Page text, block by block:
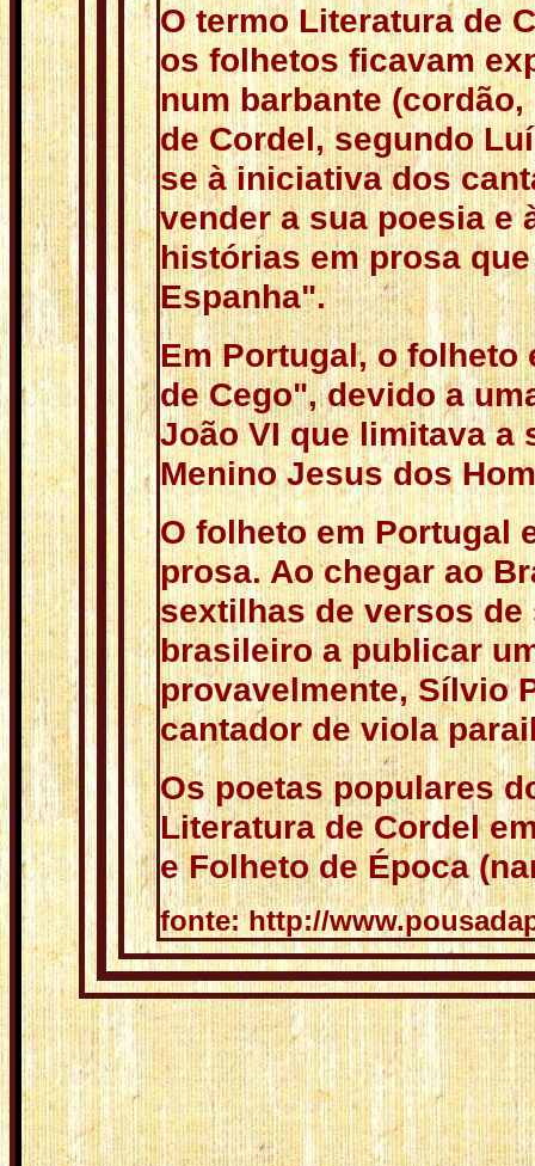
O termo Literatura de
os folhetos ficavam
num barbante
de Cordel, segundo
se à iniciativa dos
vender a sua poesia e
histórias em prosa
Espanha".
Em Portugal, o
de Cego", devido a
João VI que limitava a
Menino Jesus dos
O folheto em Portugal
prosa. Ao chegar ao
sextilhas de versos
brasileiro a publicar
provavelmente, Sílvio
cantador de viola
Os poetas populares
Literatura de Cordel
e Folheto de Época
fonte: http://